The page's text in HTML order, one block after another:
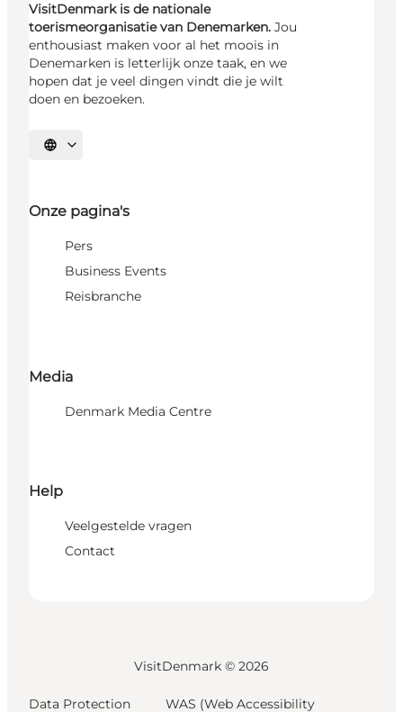
VisitDenmark is de nationale
toerismeorganisatie van Denemarken. Jou
enthousiast maken voor al het moois in
Denemarken is letterlijk onze taak, en we
hopen dat je veel dingen vindt die je wilt
doen en bezoeken.
Selecteer taal
Onze pagina's
Pers
Business Events
Reisbranche
Media
Denmark Media Centre
Help
Veelgestelde vragen
Contact
VisitDenmark © 2026
Data Protection WAS (Web Accessibility